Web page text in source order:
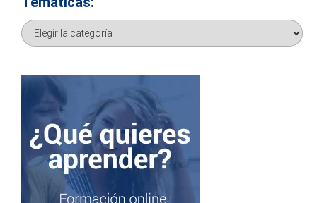
Temáticas: